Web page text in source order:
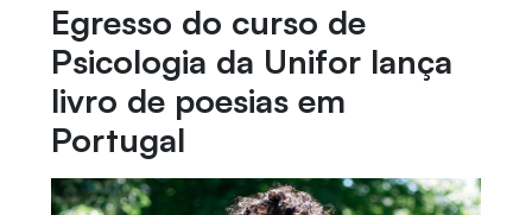
Egresso do curso de
Psicologia da Unifor lança
livro de poesias em
Portugal